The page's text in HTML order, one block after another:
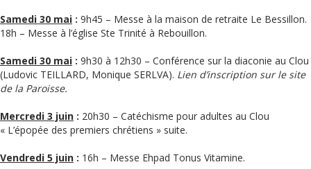
Samedi 30 mai : 9h45 – Messe à la maison de retraite Le Bessillon.
18h – Messe à l’église Ste Trinité à Rebouillon.
Samedi 30 mai : 9h30 à 12h30 – Conférence sur la diaconie au Clou
(Ludovic TEILLARD, Monique SERLVA). Lien d’inscription sur le site
de la Paroisse.
Mercredi 3 juin : 20h30 – Catéchisme pour adultes au Clou
« L’épopée des premiers chrétiens » suite.
Vendredi 5 juin : 16h – Messe Ehpad Tonus Vitamine.